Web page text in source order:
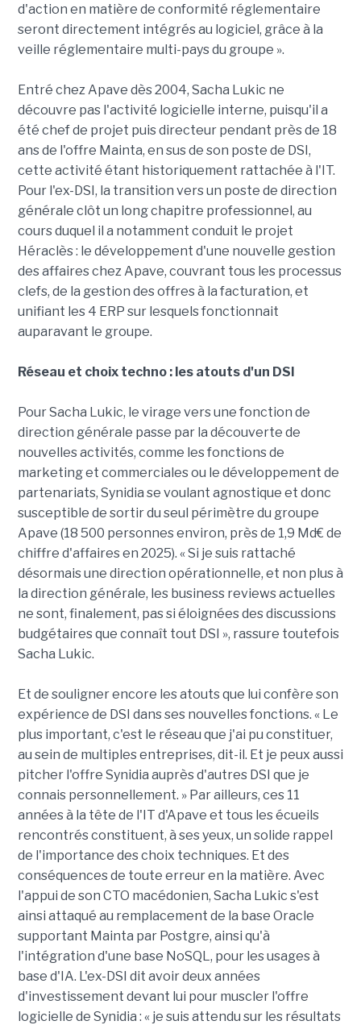
d'action en matière de conformité réglementaire
seront directement intégrés au logiciel, grâce à la
veille réglementaire multi-pays du groupe ».
Entré chez Apave dès 2004, Sacha Lukic ne
découvre pas l'activité logicielle interne, puisqu'il a
été chef de projet puis directeur pendant près de 18
ans de l'offre Mainta, en sus de son poste de DSI,
cette activité étant historiquement rattachée à l'IT.
Pour l'ex-DSI, la transition vers un poste de direction
générale clôt un long chapitre professionnel, au
cours duquel il a notamment conduit le projet
Héraclès : le développement d'une nouvelle gestion
des affaires chez Apave, couvrant tous les processus
clefs, de la gestion des offres à la facturation, et
unifiant les 4 ERP sur lesquels fonctionnait
auparavant le groupe.
Réseau et choix techno : les atouts d'un DSI
Pour Sacha Lukic, le virage vers une fonction de
direction générale passe par la découverte de
nouvelles activités, comme les fonctions de
marketing et commerciales ou le développement de
partenariats, Synidia se voulant agnostique et donc
susceptible de sortir du seul périmètre du groupe
Apave (18 500 personnes environ, près de 1,9 Md€ de
chiffre d'affaires en 2025). « Si je suis rattaché
désormais une direction opérationnelle, et non plus à
la direction générale, les business reviews actuelles
ne sont, finalement, pas si éloignées des discussions
budgétaires que connaît tout DSI », rassure toutefois
Sacha Lukic.
Et de souligner encore les atouts que lui confère son
expérience de DSI dans ses nouvelles fonctions. « Le
plus important, c'est le réseau que j'ai pu constituer,
au sein de multiples entreprises, dit-il. Et je peux aussi
pitcher l'offre Synidia auprès d'autres DSI que je
connais personnellement. » Par ailleurs, ces 11
années à la tête de l'IT d'Apave et tous les écueils
rencontrés constituent, à ses yeux, un solide rappel
de l'importance des choix techniques. Et des
conséquences de toute erreur en la matière. Avec
l'appui de son CTO macédonien, Sacha Lukic s'est
ainsi attaqué au remplacement de la base Oracle
supportant Mainta par Postgre, ainsi qu'à
l'intégration d'une base NoSQL, pour les usages à
base d'IA. L'ex-DSI dit avoir deux années
d'investissement devant lui pour muscler l'offre
logicielle de Synidia : « je suis attendu sur les résultats